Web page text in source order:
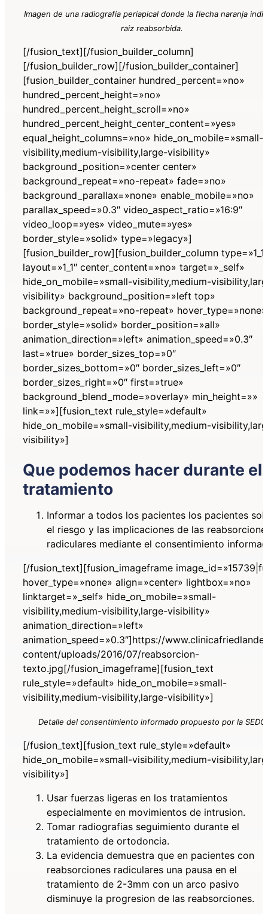
Imagen de una radiografia periapical donde la flecha naranja
raiz reabsorbida.
[/fusion_text][/fusion_builder_column]
[/fusion_builder_row][/fusion_builder_container]
[fusion_builder_container hundred_percent=»no»
hundred_percent_height=»no»
hundred_percent_height_scroll=»no»
hundred_percent_height_center_content=»yes»
equal_height_columns=»no» hide_on_mobile=»small-
visibility,medium-visibility,large-visibility»
background_position=»center center»
background_repeat=»no-repeat» fade=»no»
background_parallax=»none» enable_mobile=»no»
parallax_speed=»0.3″ video_aspect_ratio=»16:9″
video_loop=»yes» video_mute=»yes»
border_style=»solid» type=»legacy»]
[fusion_builder_row][fusion_builder_column type=»1_1″
layout=»1_1″ center_content=»no» target=»_self»
hide_on_mobile=»small-visibility,medium-
visibility» background_position=»left top»
background_repeat=»no-repeat» hover_type=»none»
border_style=»solid» border_position=»all»
animation_direction=»left» animation_speed=»0.3″
last=»true» border_sizes_top=»0″
border_sizes_bottom=»0″ border_sizes_left=»0″
border_sizes_right=»0″ first=»true»
background_blend_mode=»overlay» min_height=»»
link=»»][fusion_text rule_style=»default»
hide_on_mobile=»small-visibility,medium-
visibility»]
Que podemos hacer durante el
tratamiento
Informar a todos los pacientes los pacientes
el riesgo y las implicaciones de las
radiculares mediante el consentimiento
[/fusion_text][fusion_imageframe
hover_type=»none» align=»center» lightbox=»no»
linktarget=»_self» hide_on_mobile=»small-
visibility,medium-visibility,large-visibility»
animation_direction=»left»
animation_speed=»0.3″]https://
content/uploads/2016/07/reabsorcion-
texto.jpg[/fusion_imageframe][fusion_text
rule_style=»default» hide_on_mobile=»small-
visibility,medium-visibility,large-visibility»]
Detalle del consentimiento informado propuesto por la SEDO
[/fusion_text][fusion_text rule_style=»default»
hide_on_mobile=»small-visibility,medium-
visibility»]
Usar fuerzas ligeras en los tratamientos
especialmente en movimientos de intrusion.
Tomar radiografias seguimiento durante el
tratamiento de ortodoncia.
La evidencia demuestra que en pacientes con
reabsorciones radiculares una pausa en el
tratamiento de 2-3mm con un arco pasivo
disminuye la progresion de las reabsorciones.